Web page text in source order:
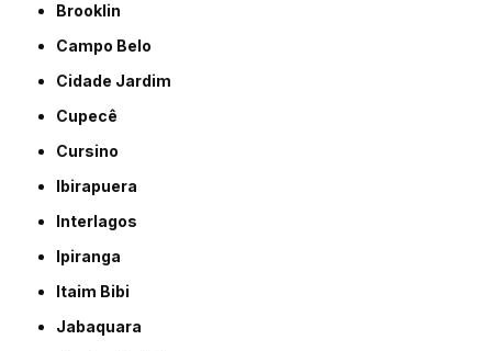
Brooklin
Campo Belo
Cidade Jardim
Cupecê
Cursino
Ibirapuera
Interlagos
Ipiranga
Itaim Bibi
Jabaquara